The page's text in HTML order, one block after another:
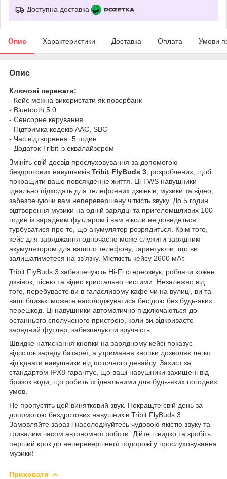
Доступна доставка
Опис Характеристики Доставка Оплата Умови
Опис
Ключові переваги:
- Кейс можна використати як повербанк
- Bluetooth 5.0
- Сенсорне керування
- Підтримка кодеків AAC, SBC
- Час відтворення: 5 годин
- Додаток Tribit із еквалайзером
Змініть свій досвід прослуховування за допомогою
бездротових навушників Tribit FlyBuds 3 , розроблених, щоб
покращити ваше повсякденне життя. Ці TWS навушники
ідеально підходять для телефонних дзвінків, музики та відео,
забезпечуючи вам неперевершену чіткість звуку. До 5 годин
відтворення музики на одній зарядці та приголомшливих 100
годин із зарядним футляром і вам ніколи не доведеться
турбуватися про те, що акумулятор розрядиться. Крім того,
кейс для заряджання одночасно може служити зарядним
акумулятором для вашого телефону, гарантуючи, що ви
залишатиметеся на зв’язку. Місткість кейсу 2600 мАг.
Tribit FlyBuds 3 забезпечують Hi-Fi стереозвук, роблячи кожен
дзвінок, пісню та відео кристально чистими. Незалежно від
того, перебуваєте ви в галасливому кафе чи на вулиці, ви та
ваші близькі можете насолоджуватися бесідою без будь-яких
перешкод. Ці навушники автоматично підключаються до
останнього сполученого пристрою, коли ви відкриваєте
зарядний футляр, забезпечуючи зручність.
Швидке натискання кнопки на зарядному кейсі показує
відсоток заряду батареї, а утримання кнопки дозволяє легко
від’єднати навушники від поточного девайсу. Захист за
стандартом IPX8 гарантує, що ваші навушники захищені від
бризок води, що робить їх ідеальними для будь-яких погодних
умов.
Не пропустіть цей винятковий звук. Покращте свій день за
допомогою бездротових навушників Tribit FlyBuds 3.
Замовляйте зараз і насолоджуйтесь чудовою якістю звуку та
тривалим часом автономної роботи. Дійте швидко та зробіть
перший крок до неперевершеної подорожі у прослуховування
музики!
Приховати